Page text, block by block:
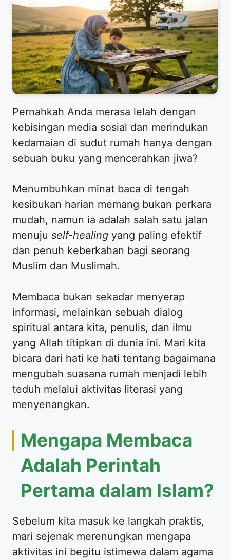
​Pernahkah Anda merasa lelah dengan
kebisingan media sosial dan merindukan
kedamaian di sudut rumah hanya dengan
sebuah buku yang mencerahkan jiwa?
Menumbuhkan minat baca di tengah
kesibukan harian memang bukan perkara
mudah, namun ia adalah salah satu jalan
menuju self-healing yang paling efektif
dan penuh keberkahan bagi seorang
Muslim dan Muslimah.
​Membaca bukan sekadar menyerap
informasi, melainkan sebuah dialog
spiritual antara kita, penulis, dan ilmu
yang Allah titipkan di dunia ini. Mari kita
bicara dari hati ke hati tentang bagaimana
mengubah suasana rumah menjadi lebih
teduh melalui aktivitas literasi yang
menyenangkan.
​Mengapa Membaca
Adalah Perintah
Pertama dalam Islam?
​Sebelum kita masuk ke langkah praktis,
mari sejenak merenungkan mengapa
aktivitas ini begitu istimewa dalam agama